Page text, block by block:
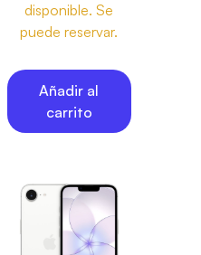
disponible. Se
puede reservar.
Añadir al
carrito